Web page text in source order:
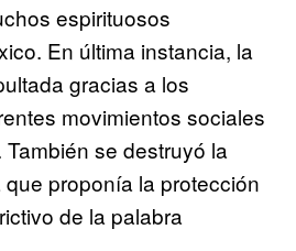
espirituosos
En última instancia, la
gracias a los
movimientos sociales
se destruyó la
proponía la protección
de la palabra